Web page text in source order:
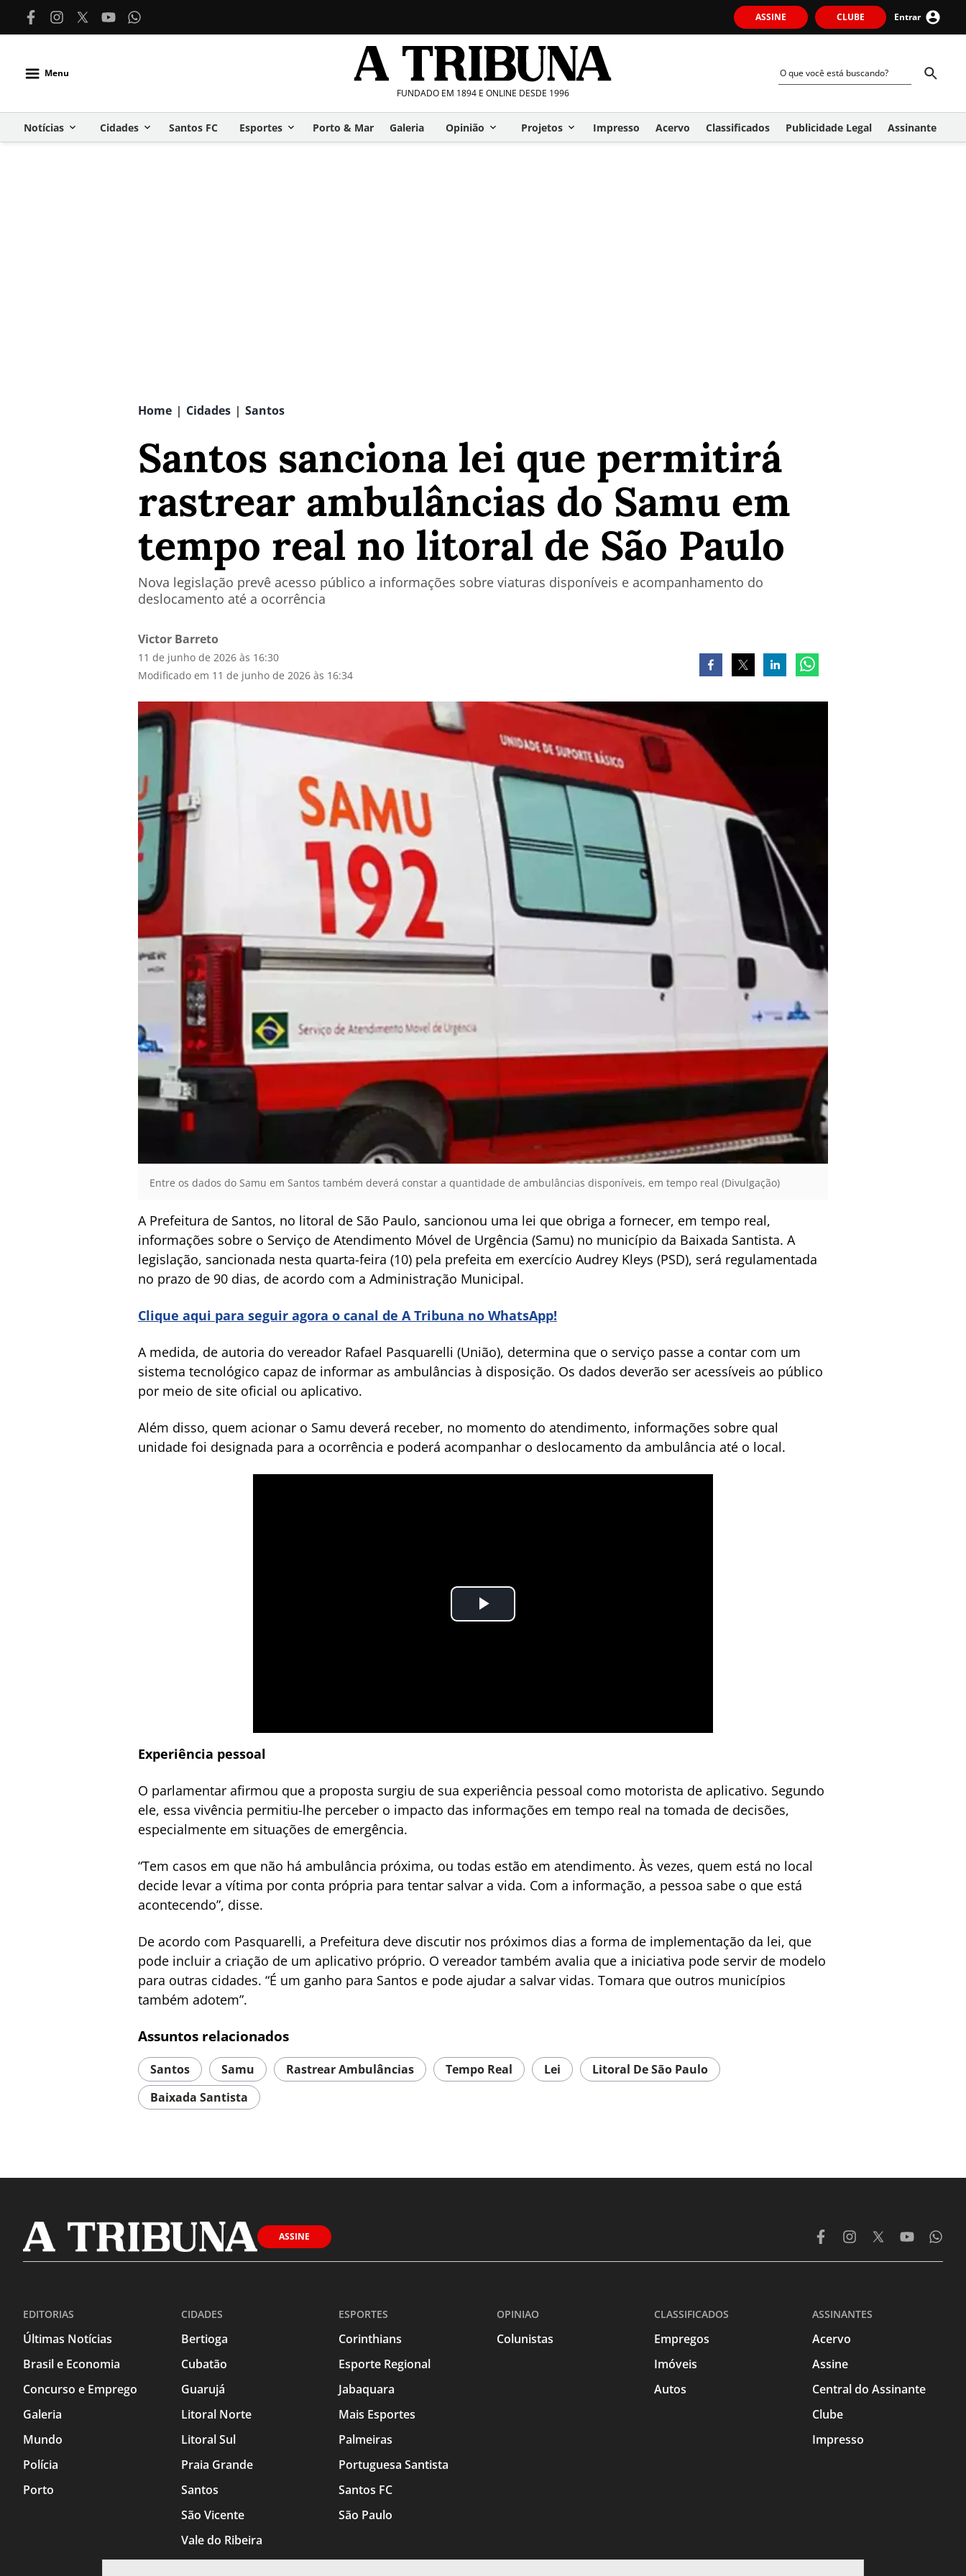
ASSINE CLUBE Entrar
Menu
FUNDADO EM 1894 E ONLINE DESDE 1996
Notícias Cidades Santos FC Esportes Porto & Mar Galeria Opinião Projetos Impresso Acervo Classificados Publicidade Legal Assinante
Home | Cidades | Santos
Santos sanciona lei que permitirá
rastrear ambulâncias do Samu em
tempo real no litoral de São Paulo
Nova legislação prevê acesso público a informações sobre viaturas disponíveis e acompanhamento do
deslocamento até a ocorrência
Victor Barreto
11 de junho de 2026 às 16:30
Modificado em 11 de junho de 2026 às 16:34
Entre os dados do Samu em Santos também deverá constar a quantidade de ambulâncias disponíveis, em tempo real (Divulgação)
A Prefeitura de Santos, no litoral de São Paulo, sancionou uma lei que obriga a fornecer, em tempo real,
informações sobre o Serviço de Atendimento Móvel de Urgência (Samu) no município da Baixada Santista. A
legislação, sancionada nesta quarta-feira (10) pela prefeita em exercício Audrey Kleys (PSD), será regulamentada
no prazo de 90 dias, de acordo com a Administração Municipal.
Clique aqui para seguir agora o canal de A Tribuna no WhatsApp!
A medida, de autoria do vereador Rafael Pasquarelli (União), determina que o serviço passe a contar com um
sistema tecnológico capaz de informar as ambulâncias à disposição. Os dados deverão ser acessíveis ao público
por meio de site oficial ou aplicativo.
Além disso, quem acionar o Samu deverá receber, no momento do atendimento, informações sobre qual
unidade foi designada para a ocorrência e poderá acompanhar o deslocamento da ambulância até o local.
Experiência pessoal
O parlamentar afirmou que a proposta surgiu de sua experiência pessoal como motorista de aplicativo. Segundo
ele, essa vivência permitiu-lhe perceber o impacto das informações em tempo real na tomada de decisões,
especialmente em situações de emergência.
“Tem casos em que não há ambulância próxima, ou todas estão em atendimento. Às vezes, quem está no local
decide levar a vítima por conta própria para tentar salvar a vida. Com a informação, a pessoa sabe o que está
acontecendo”, disse.
De acordo com Pasquarelli, a Prefeitura deve discutir nos próximos dias a forma de implementação da lei, que
pode incluir a criação de um aplicativo próprio. O vereador também avalia que a iniciativa pode servir de modelo
para outras cidades. “É um ganho para Santos e pode ajudar a salvar vidas. Tomara que outros municípios
também adotem”.
Assuntos relacionados
Santos Samu Rastrear Ambulâncias Tempo Real Lei
Litoral De São Paulo
Baixada Santista
ASSINE
EDITORIAS
Últimas Notícias
Brasil e Economia
Concurso e Emprego
Galeria
Mundo
Polícia
Porto
CIDADES
Bertioga
Cubatão
Guarujá
Litoral Norte
Litoral Sul
Praia Grande
Santos
São Vicente
Vale do Ribeira
ESPORTES
Corinthians
Esporte Regional
Jabaquara
Mais Esportes
Palmeiras
Portuguesa Santista
Santos FC
São Paulo
OPINIAO
Colunistas
CLASSIFICADOS
Empregos
Imóveis
Autos
ASSINANTES
Acervo
Assine
Central do Assinante
Clube
Impresso